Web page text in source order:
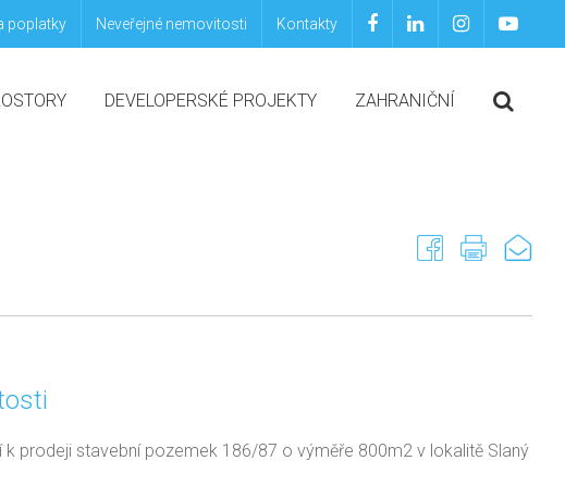
poplatky Neveřejné nemovitosti Kontakty
DEVELOPERSKÉ PROJEKTY ZAHRANIČNÍ
k prodeji stavební pozemek 186/87 o výměře 800m2 v lokalitě Slaný